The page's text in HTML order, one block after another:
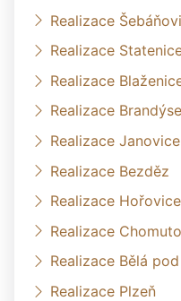
Realizace
Realizace
Realizace
Realizace
Realizace
Realizace Bezděz
Realizace Hořovice
Realizace
Realizace Bělá
Realizace Plzeň